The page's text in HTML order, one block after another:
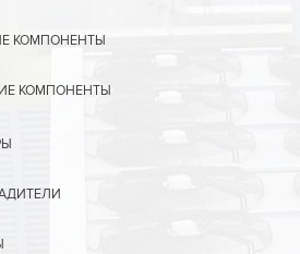
КОМПОНЕНТЫ
КОМПОНЕНТЫ